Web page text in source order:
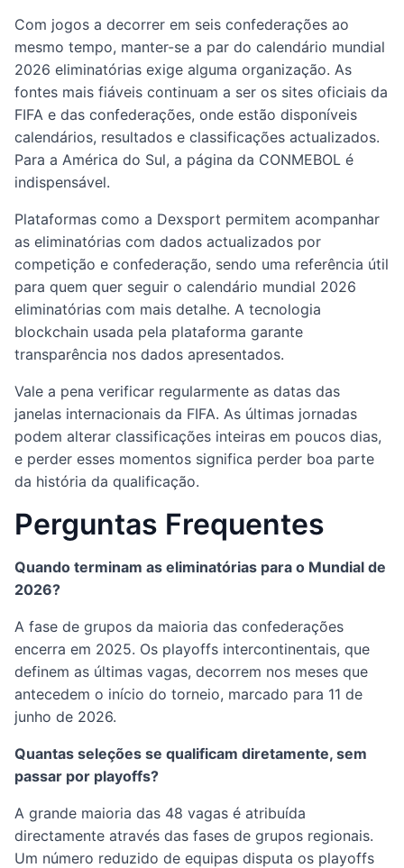
Com jogos a decorrer em seis confederações ao
mesmo tempo, manter-se a par do calendário mundial
2026 eliminatórias exige alguma organização. As
fontes mais fiáveis continuam a ser os sites oficiais da
FIFA e das confederações, onde estão disponíveis
calendários, resultados e classificações actualizados.
Para a América do Sul, a página da CONMEBOL é
indispensável.
Plataformas como a Dexsport permitem acompanhar
as eliminatórias com dados actualizados por
competição e confederação, sendo uma referência útil
para quem quer seguir o calendário mundial 2026
eliminatórias com mais detalhe. A tecnologia
blockchain usada pela plataforma garante
transparência nos dados apresentados.
Vale a pena verificar regularmente as datas das
janelas internacionais da FIFA. As últimas jornadas
podem alterar classificações inteiras em poucos dias,
e perder esses momentos significa perder boa parte
da história da qualificação.
Perguntas Frequentes
Quando terminam as eliminatórias para o Mundial de
2026?
A fase de grupos da maioria das confederações
encerra em 2025. Os playoffs intercontinentais, que
definem as últimas vagas, decorrem nos meses que
antecedem o início do torneio, marcado para 11 de
junho de 2026.
Quantas seleções se qualificam diretamente, sem
passar por playoffs?
A grande maioria das 48 vagas é atribuída
directamente através das fases de grupos regionais.
Um número reduzido de equipas disputa os playoffs